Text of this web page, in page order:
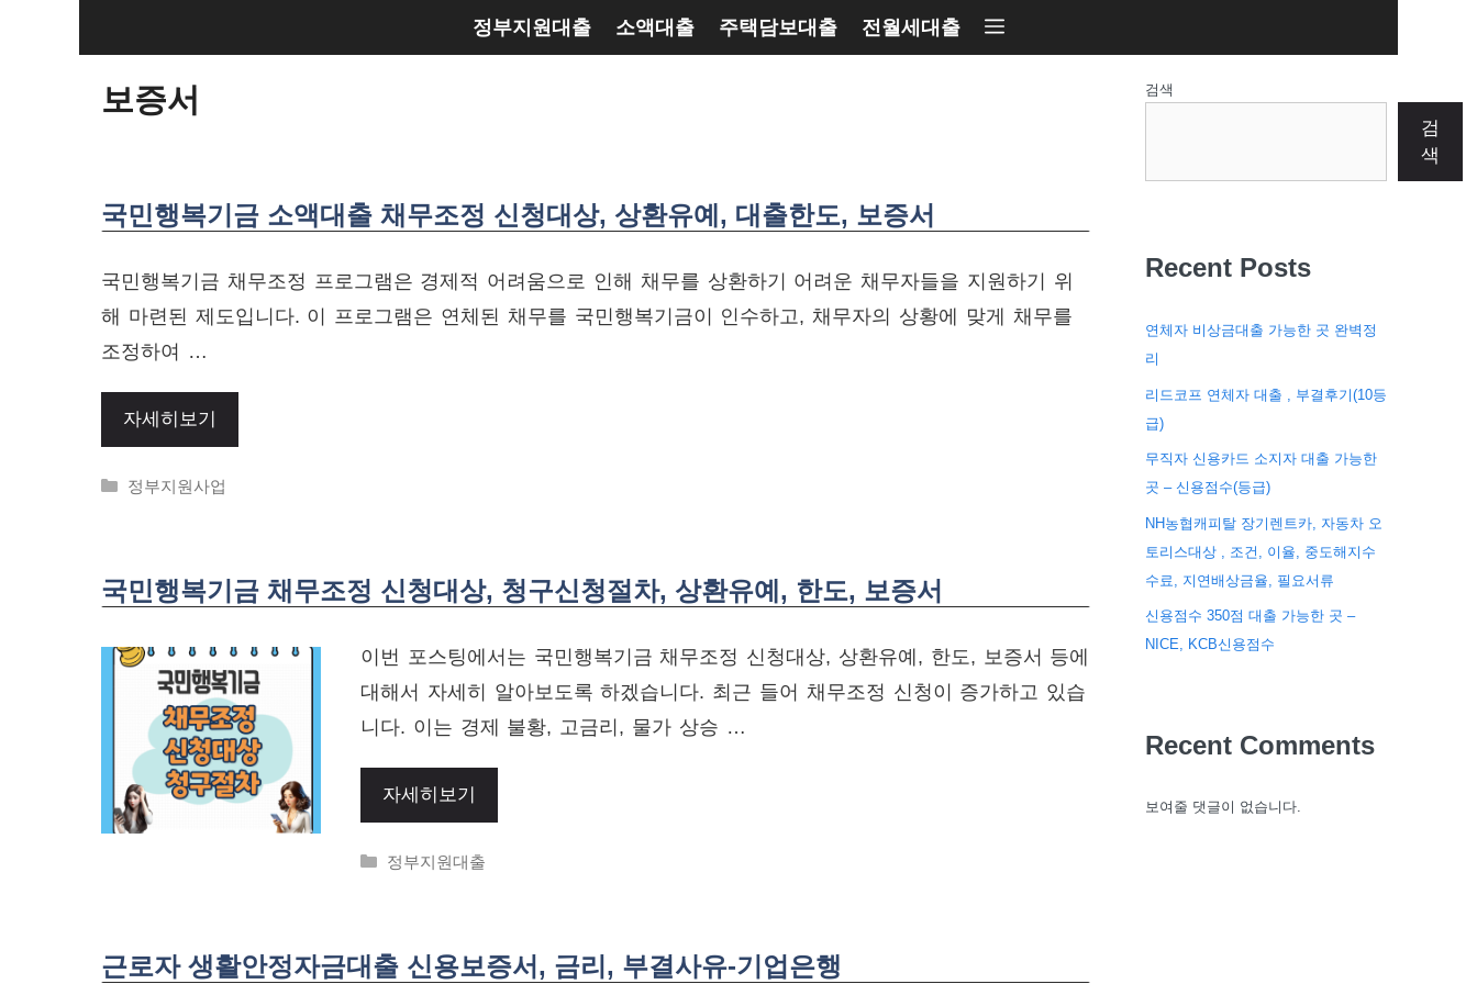
정부지원대출 소액대출 주택담보대출 전월세대출
보증서
국민행복기금 소액대출 채무조정 신청대상, 상환유예, 대출한도, 보증서
국민행복기금 채무조정 프로그램은 경제적 어려움으로 인해 채무를 상환하기 어려운 채무자들을 지원하기 위
해 마련된 제도입니다. 이 프로그램은 연체된 채무를 국민행복기금이 인수하고, 채무자의 상황에 맞게 채무를
조정하여 …
자세히보기
Categories
정부지원사업
국민행복기금 채무조정 신청대상, 청구신청절차, 상환유예, 한도, 보증서
이번 포스팅에서는 국민행복기금 채무조정 신청대상, 상환유예, 한도, 보증서 등에
대해서 자세히 알아보도록 하겠습니다. 최근 들어 채무조정 신청이 증가하고 있습
니다. 이는 경제 불황, 고금리, 물가 상승 …
자세히보기
Categories
정부지원대출
근로자 생활안정자금대출 신용보증서, 금리, 부결사유-기업은행
검색
검
색
Recent Posts
연체자 비상금대출 가능한 곳 완벽정
리
리드코프 연체자 대출 , 부결후기(10등
급)
무직자 신용카드 소지자 대출 가능한
곳 – 신용점수(등급)
NH농협캐피탈 장기렌트카, 자동차 오
토리스대상 , 조건, 이율, 중도해지수
수료, 지연배상금율, 필요서류
신용점수 350점 대출 가능한 곳 –
NICE, KCB신용점수
Recent Comments
보여줄 댓글이 없습니다.